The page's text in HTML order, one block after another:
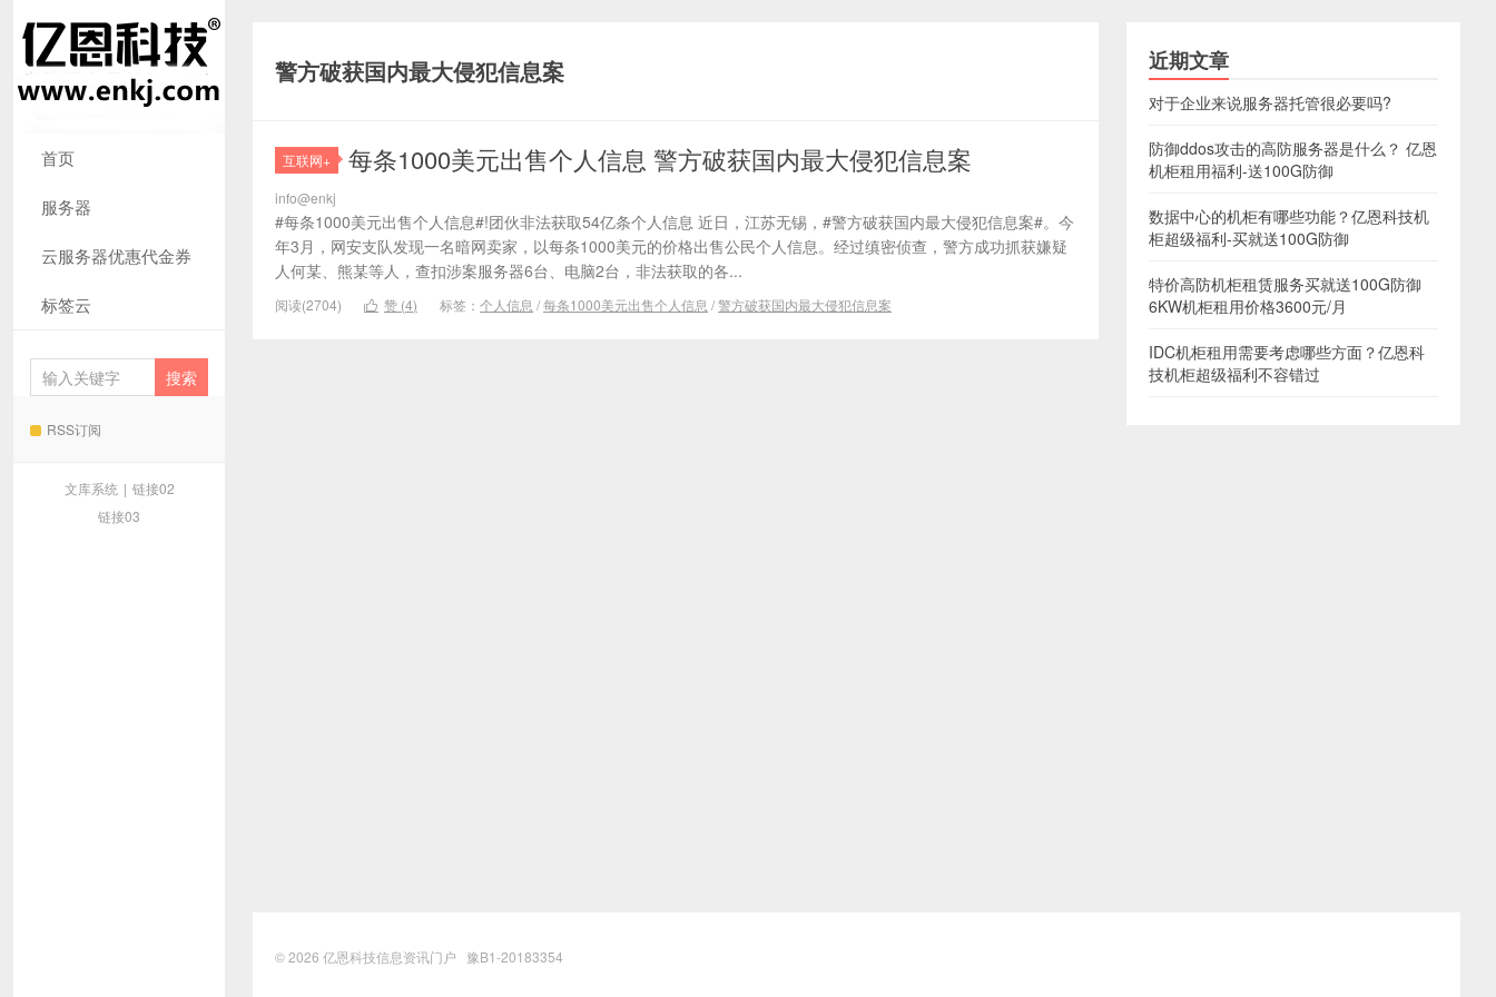
首页
服务器
云服务器优惠代金券
标签云
RSS订阅
文库系统 | 链接02
链接03
警方破获国内最大侵犯信息案
互联网+ 每条1000美元出售个人信息 警方破获国内最大侵犯信息案
info@enkj
#每条1000美元出售个人信息#!团伙非法获取54亿条个人信息 近日，江苏无锡，#警方破获国内最大侵犯信息案#。今
年3月，网安支队发现一名暗网卖家，以每条1000美元的价格出售公民个人信息。经过缜密侦查，警方成功抓获嫌疑
人何某、熊某等人，查扣涉案服务器6台、电脑2台，非法获取的各...
阅读(2704)  赞 (4) 标签： 个人信息 /每条1000美元出售个人信息 /警方破获国内最大侵犯信息案
近期文章
对于企业来说服务器托管很必要吗?
防御ddos攻击的高防服务器是什么？ 亿恩
机柜租用福利-送100G防御
数据中心的机柜有哪些功能？亿恩科技机
柜超级福利-买就送100G防御
特价高防机柜租赁服务买就送100G防御
6KW机柜租用价格3600元/月
IDC机柜租用需要考虑哪些方面？亿恩科
技机柜超级福利不容错过
© 2026 亿恩科技信息资讯门户 豫B1-20183354